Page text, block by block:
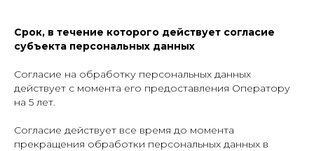
Срок, в течение которого действует согласие
субъекта персональных данных
Согласие на обработку персональных данных
действует с момента его предоставления Оператору
на 5 лет.
Согласие действует все время до момента
прекращения обработки персональных данных в